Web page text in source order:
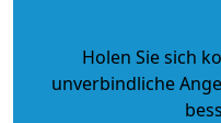
Holen Sie sich
unverbindliche